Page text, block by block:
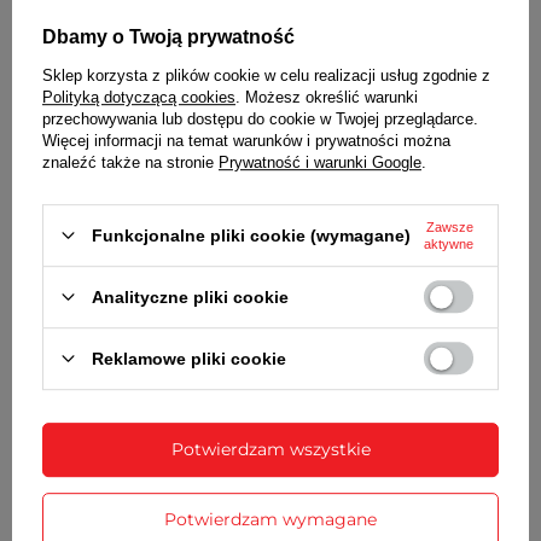
ZASILANIE
1 bateria typu AA (LR6)
Potrzebujesz pomocy? Masz pytania?
Zadaj pytanie a my odpowiemy
Dbamy o Twoją prywatność
Sklep korzysta z plików cookie w celu realizacji usług zgodnie z
Polityką dotyczącą cookies . Możesz określić warunki
przechowywania lub dostępu do cookie w Twojej przeglądarce.
Więcej informacji na temat warunków i prywatności można
znaleźć także na stronie Prywatność i warunki Google
Funkcjonalne pliki cookie (wymagane)
Zawsze
aktywne
Analityczne pliki cookie
Reklamowe pliki cookie
Potwierdzam wymagane
Potwierdzam wszystkie